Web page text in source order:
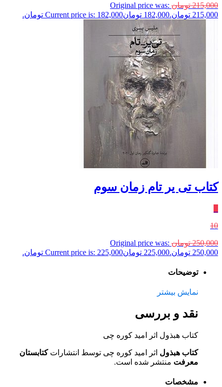
215,000 تومان Original price was:
215,000 تومان.
182,000 تومانCurrent price is: 182,000 تومان.
کتاب تی یر تام زمان سوم
10
250,000 تومان Original price was:
250,000 تومان.
225,000 تومانCurrent price is: 225,000 تومان.
توضیحات
نمایش بیشتر
نقد و بررسی
کتاب هبذول اثر امید کوره چی
کتاب هبذول اثر امید کوره چی توسط انتشاراتکتابستان
معرفت منتشر شده است.
مشخصات